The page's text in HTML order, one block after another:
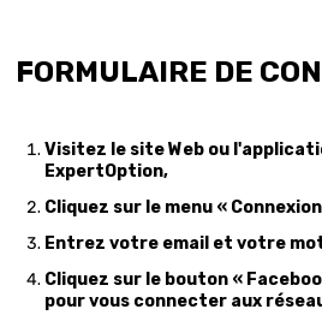
FORMULAIRE DE
Visitez le site Web ou
ExpertOption,
Cliquez sur le menu «
Entrez votre email et votre
Cliquez sur le bouton «
pour vous connecter aux